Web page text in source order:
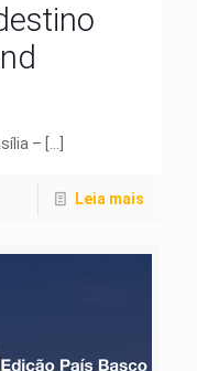
– […]
Leia mais